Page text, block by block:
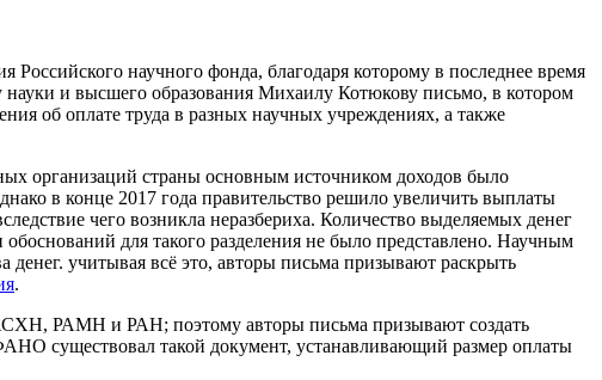
научного фонда, благодаря которому в последнее время
и высшего образования Михаилу Котюкову письмо, в котором
об оплате труда в разных научных учреждениях, а также
организаций страны основным источником доходов было
в конце 2017 года правительство решило увеличить выплаты
чего возникла неразбериха. Количество выделяемых денег
для такого разделения не было представлено. Научным
денег. учитывая всё это, авторы письма призывают раскрыть
.
РАМН и РАН; поэтому авторы письма призывают создать
существовал такой документ, устанавливающий размер оплаты